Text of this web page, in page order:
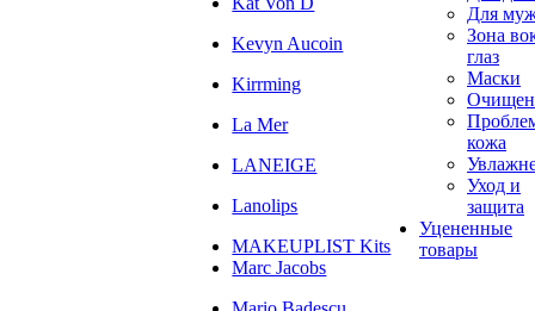
Kevyn Aucoin
Kirrming
La Mer
LANEIGE
Lanolips
MAKEUPLIST Kits
Marc Jacobs
Для
Зона
глаз
Маски
кожа
Уход и
защита
Уцененные
товары